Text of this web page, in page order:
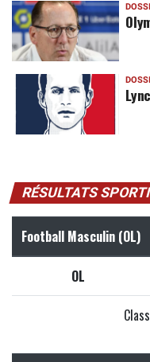
RÉSULTATS
Football Masculin (OL)
OL